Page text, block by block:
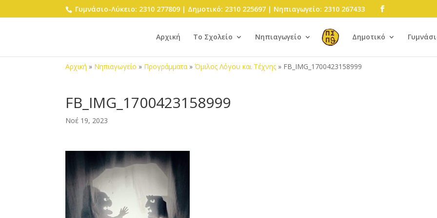
Γυμνάσιο-Λύκειο: 2310 277809 | Δημοτικό: 2310 225697 | Νηπιαγωγείο: 2310 267433
Αρχική Το Σχολείο Νηπιαγωγείο Δημοτικό
Αρχική » Νηπιαγωγείο » Προγράμματα »Όμιλος Λόγου και Τέχνης » FB_IMG_1700423158999
FB_IMG_1700423158999
Νοέ 19, 2023